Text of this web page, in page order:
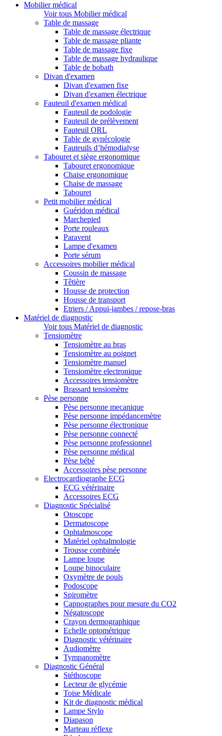
Mobilier médical
Voir tous Mobilier médical
Table de massage
Table de massage électrique
Table de massage pliante
Table de massage fixe
Table de massage hydraulique
Table de bobath
Divan d'examen
Divan d'examen fixe
Divan d'examen électrique
Fauteuil d'examen médical
Fauteuil de podologie
Fauteuil de prélèvement
Fauteuil ORL
Table de gynécologie
Fauteuils d’hémodialyse
Tabouret et siège ergonomique
Tabouret ergonomique
Chaise ergonomique
Chaise de massage
Tabouret
Petit mobilier médical
Guéridon médical
Marchepied
Porte rouleaux
Paravent
Lampe d'examen
Porte sérum
Accessoires mobilier médical
Coussin de massage
Têtière
Housse de protection
Housse de transport
Etriers / Appui-jambes / repose-bras
Matériel de diagnostic
Voir tous Matériel de diagnostic
Tensiomètre
Tensiomètre au bras
Tensiomètre au poignet
Tensiomètre manuel
Tensiomètre electronique
Accessoires tensiomètre
Brassard tensiomètre
Pèse personne
Pèse personne mecanique
Pèse personne impédancemètre
Pèse personne électronique
Pèse personne connecté
Pèse personne professionnel
Pèse personne médical
Pèse bébé
Accessoires pèse personne
Electrocardiographe ECG
ECG vétérinaire
Accessoires ECG
Diagnostic Spécialisé
Otoscope
Dermatoscope
Ophtalmoscope
Matériel ophtalmologie
Trousse combinée
Lampe loupe
Loupe binoculaire
Oxymètre de pouls
Podoscope
Spiromètre
Capnographes pour mesure du CO2
Négatoscope
Crayon dermographique
Echelle optométrique
Diagnostic vétérinaire
Audiomètre
Tympanomètre
Diagnostic Général
Stéthoscope
Lecteur de glycémie
Toise Médicale
Kit de diagnostic médical
Lampe Stylo
Diapason
Marteau réflexe